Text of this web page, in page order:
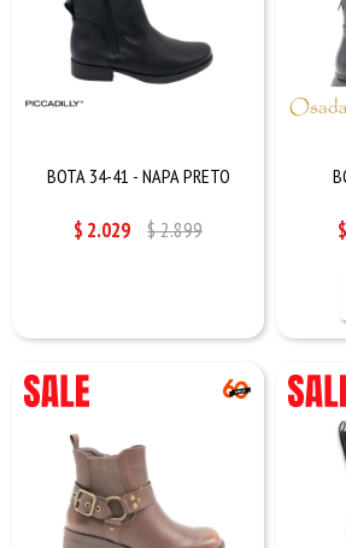
BOTA 34-41 - NAPA PRETO
$ 2.029 $2.899 $